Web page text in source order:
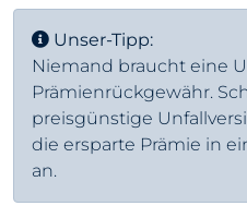
Unser-Tipp:
Niemand braucht eine
Prämienrückgewähr.
preisgünstige
die ersparte Prämie in
an.